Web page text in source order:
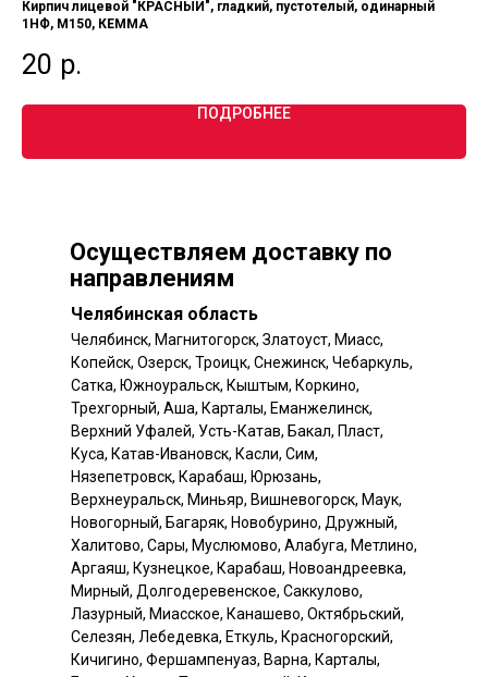
Кирпич лицевой "КРАСНЫЙ", гладкий, пустотелый, одинарный
1НФ, М150, КЕММА
20 р.
ПОДРОБНЕЕ
Челябинская область
Осуществляем доставку по
направлениям
Челябинск, Магнитогорск, Златоуст, Миасс,
Копейск, Озерск, Троицк, Снежинск, Чебаркуль,
Сатка, Южноуральск, Кыштым, Коркино,
Трехгорный, Аша, Карталы, Еманжелинск,
Верхний Уфалей, Усть-Катав, Бакал, Пласт,
Куса, Катав-Ивановск, Касли, Сим,
Нязепетровск, Карабаш, Юрюзань,
Верхнеуральск, Миньяр, Вишневогорск, Маук,
Новогорный, Багаряк, Новобурино, Дружный,
Халитово, Сары, Муслюмово, Алабуга, Метлино,
Аргаяш, Кузнецкое, Карабаш, Новоандреевка,
Мирный, Долгодеревенское, Саккулово,
Лазурный, Миасское, Канашево, Октябрьский,
Селезян, Лебедевка, Еткуль, Красногорский,
Кичигино, Фершампенуаз, Варна, Карталы,